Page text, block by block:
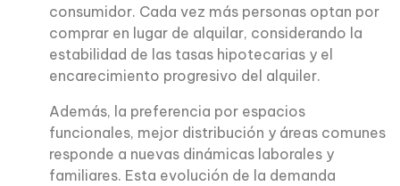
consumidor. Cada vez más personas optan por
comprar en lugar de alquilar, considerando la
estabilidad de las tasas hipotecarias y el
encarecimiento progresivo del alquiler.
Además, la preferencia por espacios
funcionales, mejor distribución y áreas comunes
responde a nuevas dinámicas laborales y
familiares. Esta evolución de la demanda